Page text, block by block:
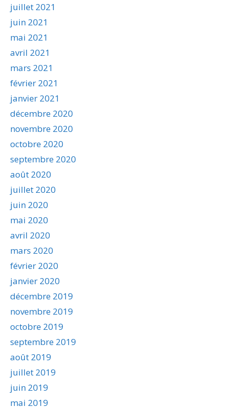
juillet 2021
juin 2021
mai 2021
avril 2021
mars 2021
février 2021
janvier 2021
décembre 2020
novembre 2020
octobre 2020
septembre 2020
août 2020
juillet 2020
juin 2020
mai 2020
avril 2020
mars 2020
février 2020
janvier 2020
décembre 2019
novembre 2019
octobre 2019
septembre 2019
août 2019
juillet 2019
juin 2019
mai 2019